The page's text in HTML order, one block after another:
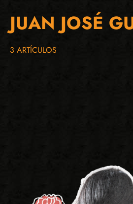
JUAN JOSÉ
3 ARTÍCULOS